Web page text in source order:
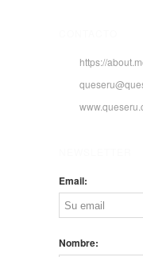
https://
Email:
Nombre: